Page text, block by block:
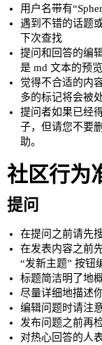
用户名带有
遇到不错的话题
下次查找
提问和回答的编
是 md 文本的预览
觉得不合适的内
多的标记将会被处
提问者如果已经
子，但请您不要
助。
社区行为
提问
在提问之前请先
在发表内容之前
“发新主题” 按钮
标题简洁明了地
尽量详细地描述
编辑问题时请注
发布问题之前再
对热心回答的人